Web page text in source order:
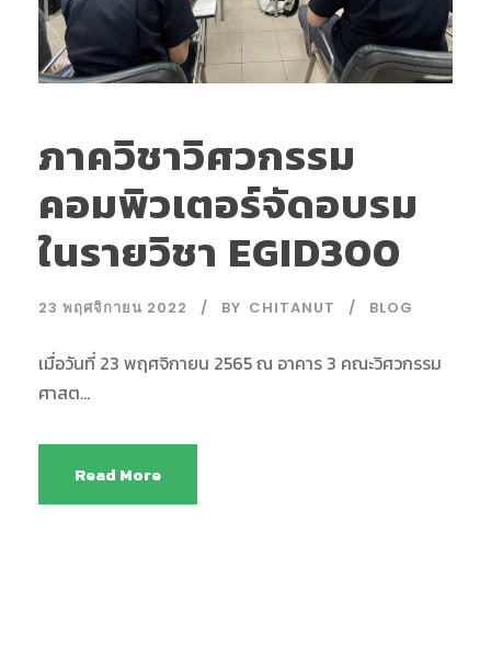
ภาควิชาวิศวกรรม
คอมพิวเตอร์จัดอบรม
ในรายวิชา EGID300
23 พฤศจิกายน 2022 BY CHITANUT BLOG
เมื่อวันที่ 23 พฤศจิกายน 2565 ณ อาคาร 3 คณะวิศวกรรม
ศาสต...
Read More